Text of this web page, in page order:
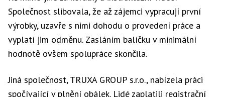
Společnost slibovala, že až zájemci vypracují první
výrobky, uzavře s nimi dohodu o provedení práce a
vyplatí jim odměnu. Zasláním balíčku v minimální
hodnotě ovšem spolupráce skončila.
Jiná společnost, TRUXA GROUP s.r.o., nabízela práci
spočívající v plnění obálek. Lidé zaplatili registrační